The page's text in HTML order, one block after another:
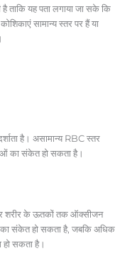
है ताकि यह पता लगाया जा सके कि
सामान्य स्तर पर हैं या
है। असामान्य RBC स्तर
का संकेत हो सकता है।
और शरीर के ऊतकों तक ऑक्सीजन
का संकेत हो सकता है, जबकि अधिक
हो सकता है।